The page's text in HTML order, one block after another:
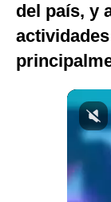
Club del Suscriptor
Mix
Notas Contratadas
Gestión TV
del país, y